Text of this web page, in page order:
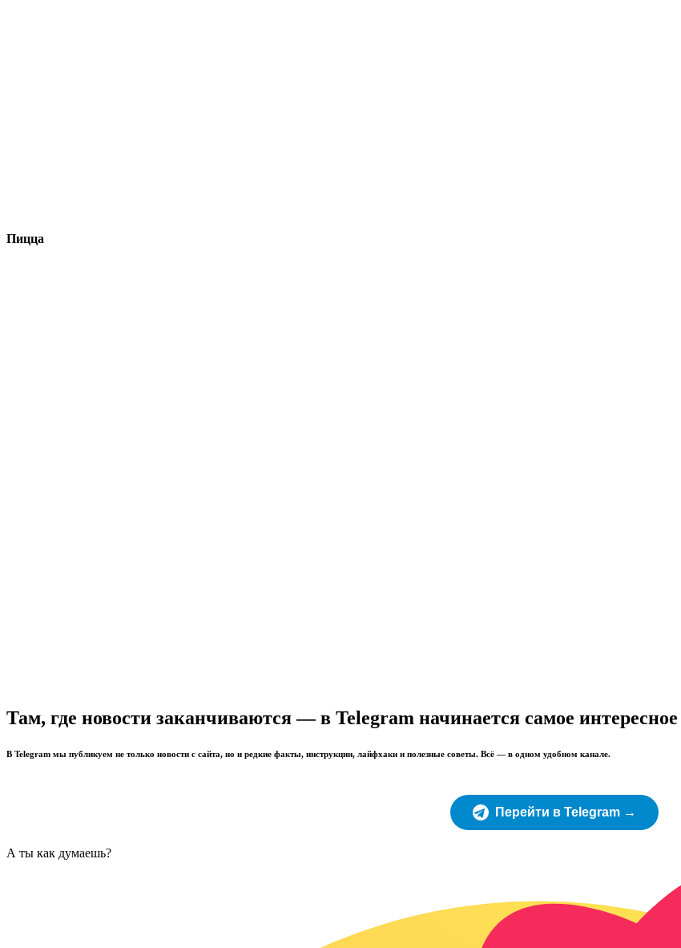
Пицца
Там, где новости заканчиваются — в Telegram начинается самое интересное
В Telegram мы публикуем не только новости с сайта, но и редкие факты, инструкции, лайфхаки и полезные советы. Всё — в одном удобном канале.
Перейти в Telegram →
А ты как думаешь?